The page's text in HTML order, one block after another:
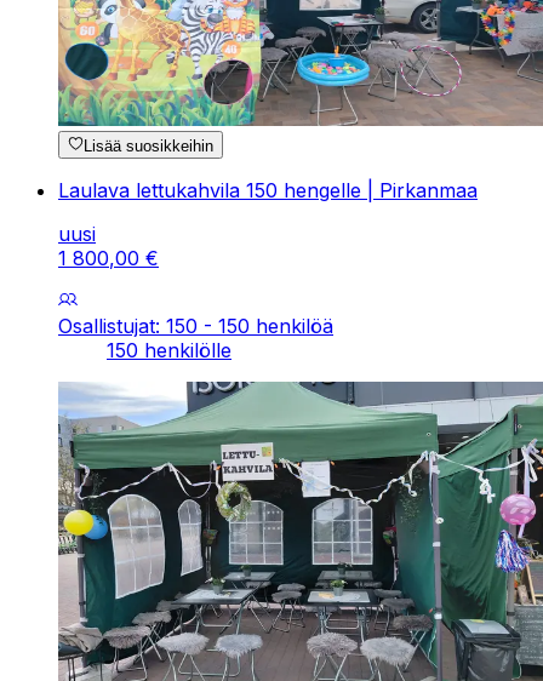
Lisää suosikkeihin
Laulava lettukahvila 150 hengelle | Pirkanmaa
uusi
1 800,00 €
Osallistujat: 150 - 150 henkilöä
150 henkilölle